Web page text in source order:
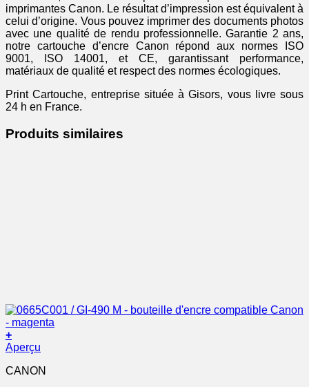
imprimantes Canon. Le résultat d’impression est équivalent à
celui d’origine. Vous pouvez imprimer des documents photos
avec une qualité de rendu professionnelle. Garantie 2 ans,
notre cartouche d’encre Canon répond aux normes ISO
9001, ISO 14001, et CE, garantissant performance,
matériaux de qualité et respect des normes écologiques.
Print Cartouche, entreprise située à Gisors, vous livre sous
24 h en France.
Produits similaires
+
Aperçu
CANON